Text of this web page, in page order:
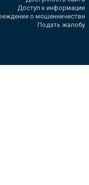
Доступ к информации
о мошенничестве
Подать жалобу